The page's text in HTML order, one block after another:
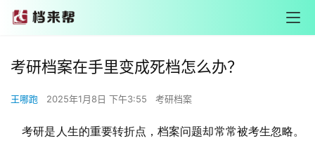
考研档案在手里变成死档怎么办？
王哪跑 2025年1月8日 下午3:55 考研档案
考研是人生的重要转折点，档案问题却常常被考生忽略。